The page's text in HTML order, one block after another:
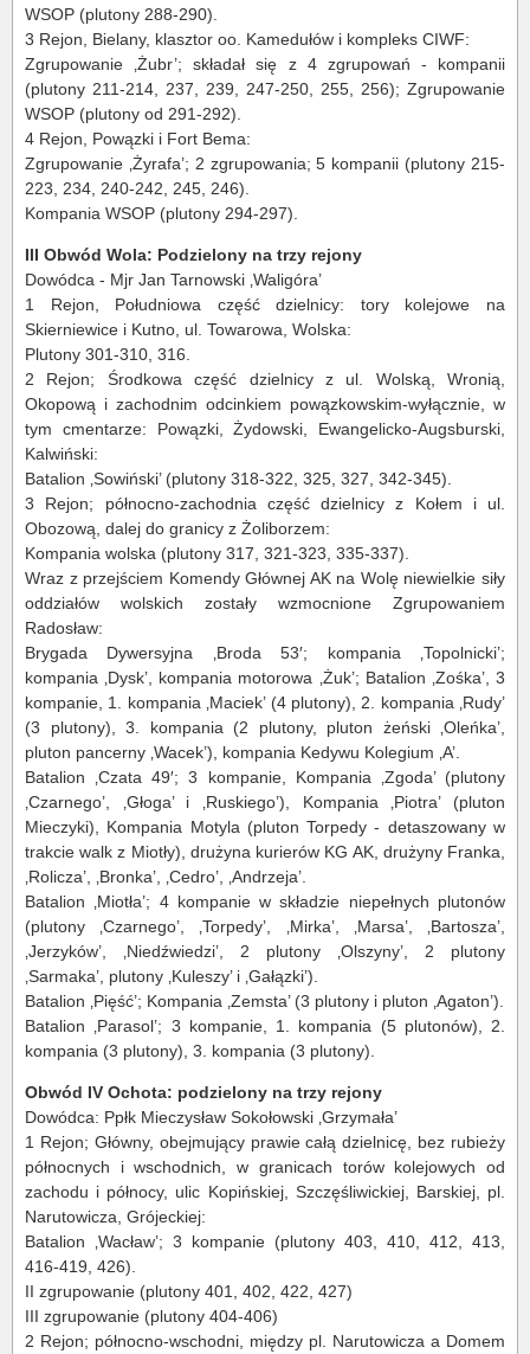
WSOP (plutony 288-290).
3 Rejon, Bielany, klasztor oo. Kamedułów i kompleks CIWF:
Zgrupowanie ‚Żubr’; składał się z 4 zgrupowań - kompanii
(plutony 211-214, 237, 239, 247-250, 255, 256); Zgrupowanie
WSOP (plutony od 291-292).
4 Rejon, Powązki i Fort Bema:
Zgrupowanie ‚Żyrafa’; 2 zgrupowania; 5 kompanii (plutony 215-
223, 234, 240-242, 245, 246).
Kompania WSOP (plutony 294-297).
III Obwód Wola: Podzielony na trzy rejony
Dowódca - Mjr Jan Tarnowski ‚Waligóra’
1 Rejon, Południowa część dzielnicy: tory kolejowe na
Skierniewice i Kutno, ul. Towarowa, Wolska:
Plutony 301-310, 316.
2 Rejon; Środkowa część dzielnicy z ul. Wolską, Wronią,
Okopową i zachodnim odcinkiem powązkowskim-wyłącznie, w
tym cmentarze: Powązki, Żydowski, Ewangelicko-Augsburski,
Kalwiński:
Batalion ‚Sowiński’ (plutony 318-322, 325, 327, 342-345).
3 Rejon; północno-zachodnia część dzielnicy z Kołem i ul.
Obozową, dalej do granicy z Żoliborzem:
Kompania wolska (plutony 317, 321-323, 335-337).
Wraz z przejściem Komendy Głównej AK na Wolę niewielkie siły
oddziałów wolskich zostały wzmocnione Zgrupowaniem
Radosław:
Brygada Dywersyjna ‚Broda 53′; kompania ‚Topolnicki’;
kompania ‚Dysk’, kompania motorowa ‚Żuk’; Batalion ‚Zośka’, 3
kompanie, 1. kompania ‚Maciek’ (4 plutony), 2. kompania ‚Rudy’
(3 plutony), 3. kompania (2 plutony, pluton żeński ‚Oleńka’,
pluton pancerny ‚Wacek’), kompania Kedywu Kolegium ‚A’.
Batalion ‚Czata 49′; 3 kompanie, Kompania ‚Zgoda’ (plutony
‚Czarnego’, ‚Głoga’ i ‚Ruskiego’), Kompania ‚Piotra’ (pluton
Mieczyki), Kompania Motyla (pluton Torpedy - detaszowany w
trakcie walk z Miotły), drużyna kurierów KG AK, drużyny Franka,
‚Rolicza’, ‚Bronka’, ‚Cedro’, ‚Andrzeja’.
Batalion ‚Miotła’; 4 kompanie w składzie niepełnych plutonów
(plutony ‚Czarnego’, ‚Torpedy’, ‚Mirka’, ‚Marsa’, ‚Bartosza’,
‚Jerzyków’, ‚Niedźwiedzi’, 2 plutony ‚Olszyny’, 2 plutony
‚Sarmaka’, plutony ‚Kuleszy’ i ‚Gałązki’).
Batalion ‚Pięść’; Kompania ‚Zemsta’ (3 plutony i pluton ‚Agaton’).
Batalion ‚Parasol’; 3 kompanie, 1. kompania (5 plutonów), 2.
kompania (3 plutony), 3. kompania (3 plutony).
Obwód IV Ochota: podzielony na trzy rejony
Dowódca: Ppłk Mieczysław Sokołowski ‚Grzymała’
1 Rejon; Główny, obejmujący prawie całą dzielnicę, bez rubieży
północnych i wschodnich, w granicach torów kolejowych od
zachodu i północy, ulic Kopińskiej, Szczęśliwickiej, Barskiej, pl.
Narutowicza, Grójeckiej:
Batalion ‚Wacław’; 3 kompanie (plutony 403, 410, 412, 413,
416-419, 426).
II zgrupowanie (plutony 401, 402, 422, 427)
III zgrupowanie (plutony 404-406)
2 Rejon; północno-wschodni, między pl. Narutowicza a Domem